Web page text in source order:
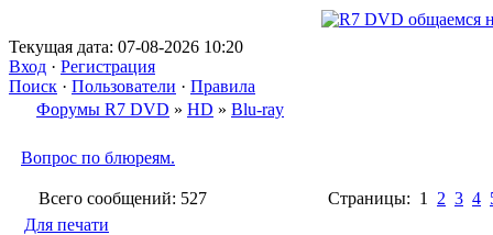
Текущая дата: 07-08-2026 10:20
Вход · Регистрация
Поиск · Пользователи · Правила
Форумы R7 DVD » HD » Blu-ray
Вопрос по блюреям.
Всего сообщений: 527 Страницы: 1 2 3 4
Для печати